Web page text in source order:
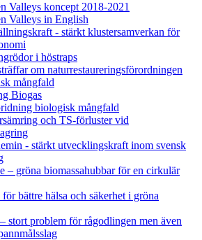
Valleys koncept 2018-2021
Valleys in English
- stärkt klustersamverkan för
i höstraps
om naturrestaureringsförordningen
mångfald
Biogas
biologisk mångfald
och TS-förluster vid
- stärkt utvecklingskraft inom svensk
– gröna biomassahubbar för en cirkulär
bättre hälsa och säkerhet i gröna
stort problem för rågodlingen men även